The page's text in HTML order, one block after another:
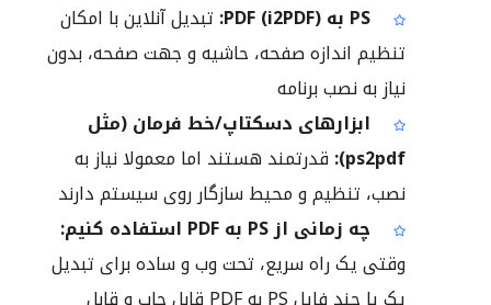
PS به PDF (i2PDF):
تبدیل آنلاین با امکان
تنظیم اندازه صفحه، حاشیه و جهت صفحه، بدون
نیاز به نصب برنامه
ابزارهای دسکتاپ/خط فرمان (مثل
ps2pdf): قدرتمند هستند اما معمولا نیاز به
نصب، تنظیم و محیط سازگار روی سیستم دارند
چه زمانی از PS به PDF استفاده کنیم:
وقتی یک راه سریع، تحت وب و ساده برای تبدیل